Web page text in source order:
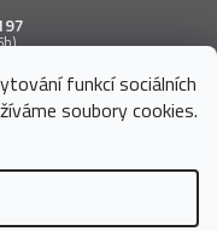
funkcí sociálních
soubory cookies.